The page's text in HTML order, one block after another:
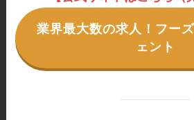
業界最大数の求人！フー
ェント